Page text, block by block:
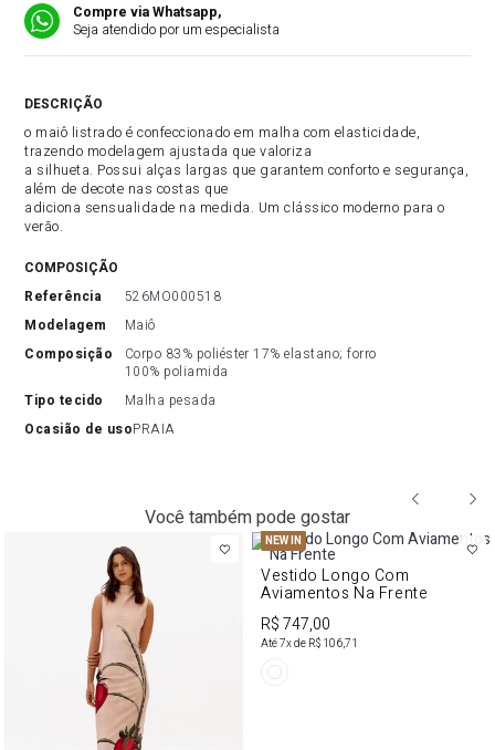
Compre via Whatsapp,
Seja atendido por um especialista
o maiô listrado é confeccionado em malha com elasticidade,
trazendo modelagem ajustada que valoriza
a silhueta. Possui alças largas que garantem conforto e segurança,
além de decote nas costas que
adiciona sensualidade na medida. Um clássico moderno para o
verão.
COMPOSIÇÃO
referência
526MO000518
modelagem
Maiô
composição
Corpo 83% poliéster 17% elastano; forro
100% poliamida
tipo tecido
Malha pesada
ocasião de usoPRAIA
Você também pode gostar
NEW IN
Vestido Longo Com
Aviamentos Na Frente
R$ 747,00
Até7x de R$ 106,71